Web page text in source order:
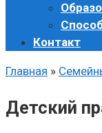
Контакт
Главная »
Детский